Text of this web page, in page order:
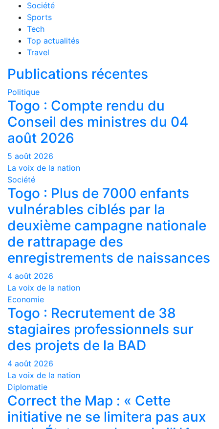
Société
Sports
Tech
Top actualités
Travel
Publications récentes
Politique
Togo : Compte rendu du
Conseil des ministres du 04
août 2026
5 août 2026
La voix de la nation
Société
Togo : Plus de 7000 enfants
vulnérables ciblés par la
deuxième campagne nationale
de rattrapage des
enregistrements de naissances
4 août 2026
La voix de la nation
Economie
Togo : Recrutement de 38
stagiaires professionnels sur
des projets de la BAD
4 août 2026
La voix de la nation
Diplomatie
Correct the Map : « Cette
initiative ne se limitera pas aux